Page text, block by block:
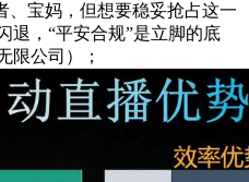
、宝妈，但想要稳妥抢占这一
退，“平安合规”是立脚的底
限公司）；